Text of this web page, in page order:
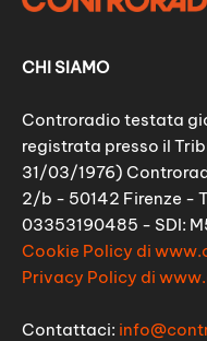
CHI SIAMO
Controradio testata
registrata presso il
31/03/1976)
2/b - 50142 Firenze -
03353190485 - SDI:
Cookie Policy di
Privacy Policy di
Contattaci: